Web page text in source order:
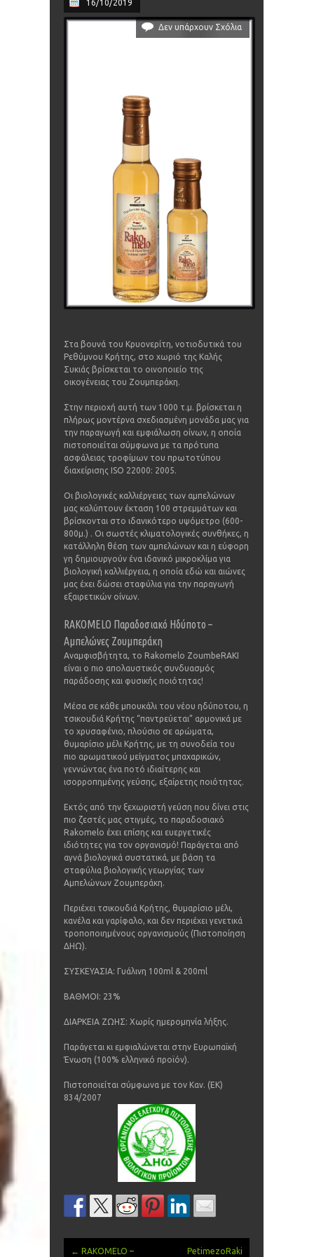
16/10/2019
Δεν υπάρχουν Σχόλια
Στα βουνά του Κρυονερίτη, νοτιοδυτικά του
Ρεθύμνου Κρήτης, στο χωριό της Καλής
Συκιάς βρίσκεται το οινοποιείο της
οικογένειας του Ζουμπεράκη.
Στην περιοχή αυτή των 1000 τ.μ. βρίσκεται η
πλήρως μοντέρνα σχεδιασμένη μονάδα μας για
την παραγωγή και εμφιάλωση οίνων, η οποία
πιστοποιείται σύμφωνα με τα πρότυπα
ασφάλειας τροφίμων του πρωτοτύπου
διαχείρισης ISO 22000: 2005.
Οι βιολογικές καλλιέργειες των αμπελώνων
μας καλύπτουν έκταση 100 στρεμμάτων και
βρίσκονται στο ιδανικότερο υψόμετρο (600-
800μ.) . Οι σωστές κλιματολογικές συνθήκες, η
κατάλληλη θέση των αμπελώνων και η εύφορη
γη δημιουργούν ένα ιδανικό μικροκλίμα για
βιολογική καλλιέργεια, η οποία εδώ και αιώνες
μας έχει δώσει σταφύλια για την παραγωγή
εξαιρετικών οίνων.
RAKOMELO Παραδοσιακό Ηδύποτο –
Αμπελώνες Ζουμπεράκη
Αναμφισβήτητα, το Rakomelo ZoumbeRAKI
είναι ο πιο απολαυστικός συνδυασμός
παράδοσης και φυσικής ποιότητας!
Μέσα σε κάθε μπουκάλι του νέου ηδύποτου, η
τσικουδιά Κρήτης “παντρεύεται” αρμονικά με
το χρυσαφένιο, πλούσιο σε αρώματα,
θυμαρίσιο μέλι Κρήτης, με τη συνοδεία του
πιο αρωματικού μείγματος μπαχαρικών,
γεννώντας ένα ποτό ιδιαίτερης και
ισορροπημένης γεύσης, εξαίρετης ποιότητας.
Εκτός από την ξεχωριστή γεύση που δίνει στις
πιο ζεστές μας στιγμές, το παραδοσιακό
Rakomelo έχει επίσης και ευεργετικές
ιδιότητες για τον οργανισμό! Παράγεται από
αγνά βιολογικά συστατικά, με βάση τα
σταφύλια βιολογικής γεωργίας των
Αμπελώνων Ζουμπεράκη.
Περιέχει τσικουδιά Κρήτης, θυμαρίσιο μέλι,
κανέλα και γαρίφαλο, και δεν περιέχει γενετικά
τροποποιημένους οργανισμούς (Πιστοποίηση
ΔΗΩ).
ΣΥΣΚΕΥΑΣΙΑ: Γυάλινη 100ml & 200ml
ΒΑΘΜΟΙ: 23%
ΔΙΑΡΚΕΙΑ ΖΩΗΣ: Χωρίς ημερομηνία λήξης.
Παράγεται κι εμφιαλώνεται στην Ευρωπαϊκή
Ένωση (100% ελληνικό προϊόν).
Πιστοποιείται σύμφωνα με τον Καν. (ΕΚ)
834/2007
←
RAKOMELO –
PetimezoRaki